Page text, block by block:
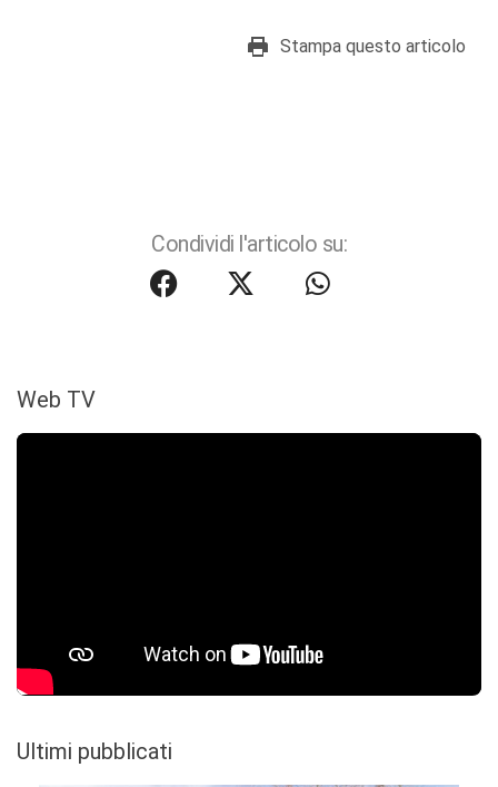
Stampa questo articolo
Condividi l'articolo su:
Web TV
Ultimi pubblicati